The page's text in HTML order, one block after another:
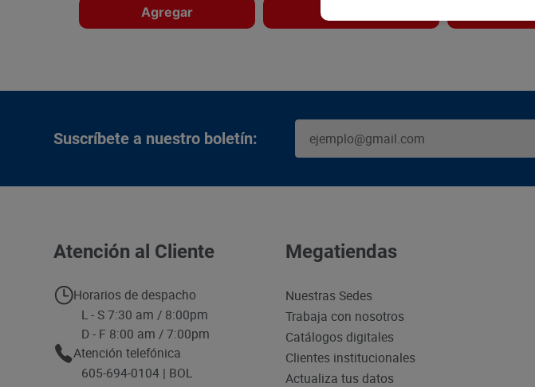
Agregar
Suscríbete a nuestro boletín:
Atención al Cliente
Horarios de despacho
L - S 7:30 am / 8:00pm
D - F 8:00 am / 7:00pm
Atención telefónica
605-694-0104 | BOL
Megatiendas
Nuestras Sedes
Trabaja con nosotros
Catálogos digitales
Clientes institucionales
Actualiza tus datos